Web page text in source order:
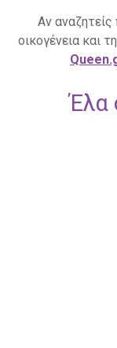
Αν αναζητείς
οικογένεια και
Έλα